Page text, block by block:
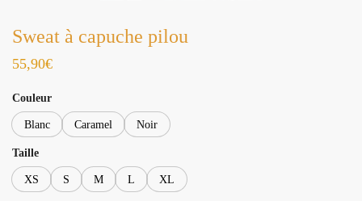
Sweat à capuche pilou
55,90€
Couleur
Blanc Caramel Noir
Taille
XS S M L XL